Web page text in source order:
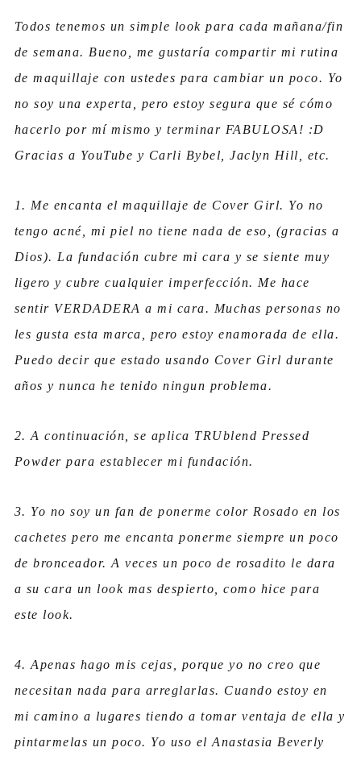
Todos tenemos un simple look para cada mañana/fin
de semana. Bueno, me gustaría compartir mi rutina
de maquillaje con ustedes para cambiar un poco. Yo
no soy una experta, pero estoy segura que sé cómo
hacerlo por mí mismo y terminar FABULOSA! :D
Gracias a YouTube y Carli Bybel, Jaclyn Hill, etc.
1. Me encanta el maquillaje de Cover Girl. Yo no
tengo acné, mi piel no tiene nada de eso, (gracias a
Dios). La fundación cubre mi cara y se siente muy
ligero y cubre cualquier imperfección. Me hace
sentir VERDADERA a mi cara. Muchas personas no
les gusta esta marca, pero estoy enamorada de ella.
Puedo decir que estado usando Cover Girl durante
años y nunca he tenido ningun problema.
2. A continuación, se aplica TRUblend Pressed
Powder para establecer mi fundación.
3. Yo no soy un fan de ponerme color Rosado en los
cachetes pero me encanta ponerme siempre un poco
de bronceador. A veces un poco de rosadito le dara
a su cara un look mas despierto, como hice para
este look.
4. Apenas hago mis cejas, porque yo no creo que
necesitan nada para arreglarlas. Cuando estoy en
mi camino a lugares tiendo a tomar ventaja de ella y
pintarmelas un poco. Yo uso el Anastasia Beverly